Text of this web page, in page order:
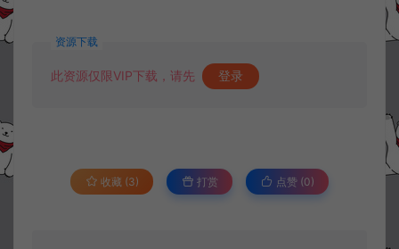
资源下载
此资源仅限VIP下载，请先 登录
收藏 (3) 打赏 点赞 (0)